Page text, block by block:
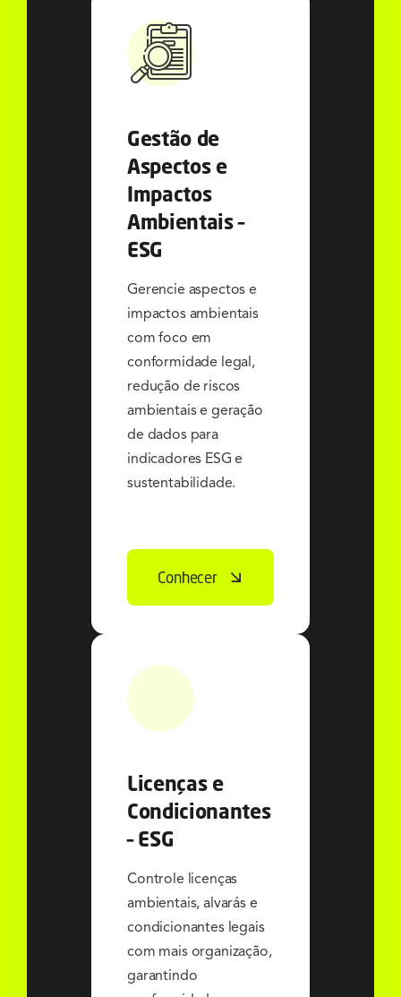
Gestão de
Aspectos e
Impactos
Ambientais –
ESG
Gerencie aspectos e
impactos ambientais
com foco em
conformidade legal,
redução de riscos
ambientais e geração
de dados para
indicadores ESG e
sustentabilidade.
Conhecer
Licenças e
Condicionantes
– ESG
Controle licenças
ambientais, alvarás e
condicionantes legais
com mais organização,
garantindo